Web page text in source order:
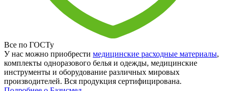
Все по ГОСТу
У нас можно приобрести медицинские расходные материалы,
комплекты одноразового белья и одежды, медицинские
инструменты и оборудование различных мировых
производителей. Вся продукция сертифицирована.